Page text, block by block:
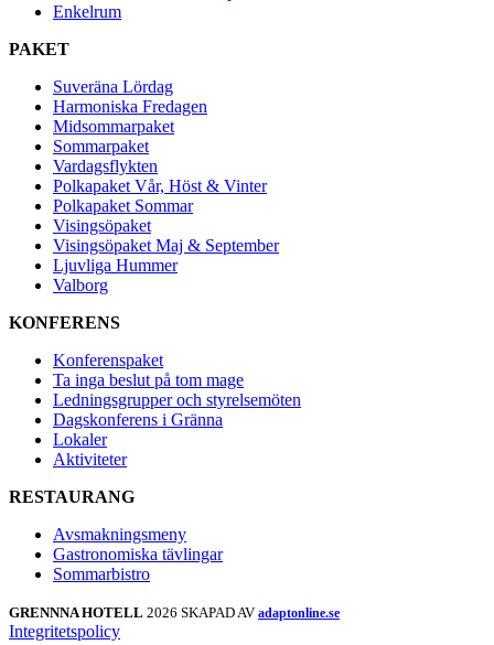
Enkelrum
PAKET
Suveräna Lördag
Harmoniska Fredagen
Midsommarpaket
Sommarpaket
Vardagsflykten
Polkapaket Vår, Höst & Vinter
Polkapaket Sommar
Visingsöpaket
Visingsöpaket Maj & September
Ljuvliga Hummer
Valborg
KONFERENS
Konferenspaket
Ta inga beslut på tom mage
Ledningsgrupper och styrelsemöten
Dagskonferens i Gränna
Lokaler
Aktiviteter
RESTAURANG
Avsmakningsmeny
Gastronomiska tävlingar
Sommarbistro
GRENNNA HOTELL 2026 SKAPAD AV adaptonline.se
Integritetspolicy